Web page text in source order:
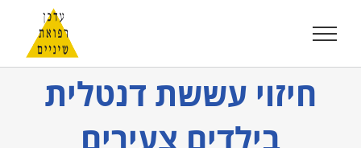
לתוכן
חיזוי עששת דנטלית
בילדים צעירים